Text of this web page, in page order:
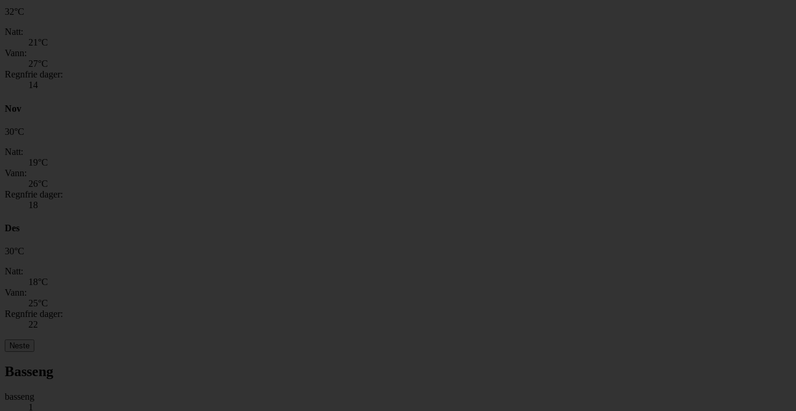
32°C
Natt:
21 °C
Vann:
27°C
Regnfrie dager:
14
Nov
30°C
Natt:
19°C
Vann:
26°C
Regnfrie dager:
18
Des
30°C
Natt:
18°C
Vann:
25°C
Regnfrie dager:
22
Neste
Basseng
basseng
1